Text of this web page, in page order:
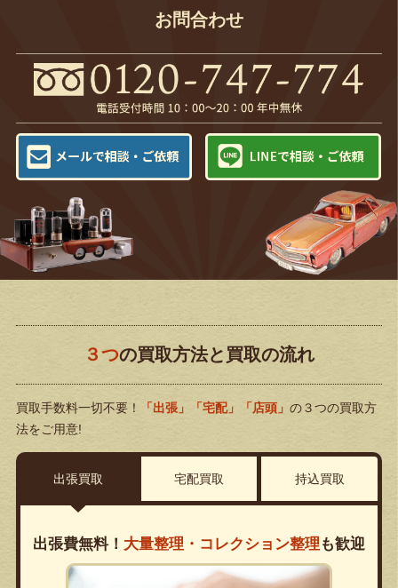
お問合わせ
３つの買取方法と買取の流れ
買取手数料一切不要！ 「出張」「宅配」「店頭」 の３つの買取方
法をご用意!
出張買取 宅配買取 持込買取
出張費無料！ 大量整理・コレクション整理 も歓迎